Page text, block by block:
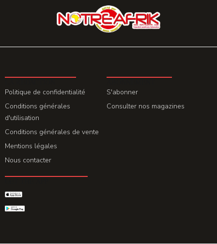
Politique de confidentialité
Conditions générales
d'utilisation
Conditions générales de vente
Mentions légales
Nous contacter
S'abonner
Consulter nos magazines